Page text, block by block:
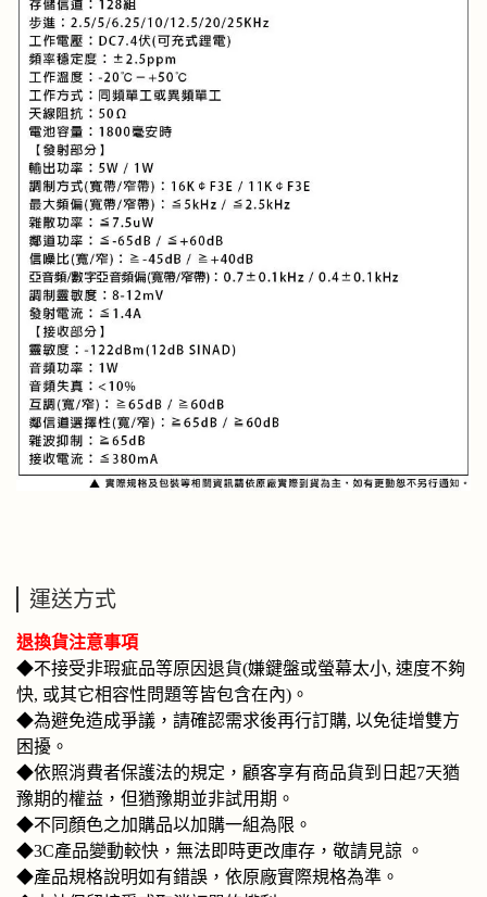
運送方式
退換貨注意事項
◆不接受非瑕疵品等原因退貨(嫌鍵盤或螢幕太小, 速度不夠
快, 或其它相容性問題等皆包含在內)。
◆為避免造成爭議，請確認需求後再行訂購, 以免徒增雙方
困擾。
◆依照消費者保護法的規定，顧客享有商品貨到日起7天猶
豫期的權益，但猶豫期並非試用期。
◆不同顏色之加購品以加購一組為限。
◆3C產品變動較快，無法即時更改庫存，敬請見諒 。
◆產品規格說明如有錯誤，依原廠實際規格為準。